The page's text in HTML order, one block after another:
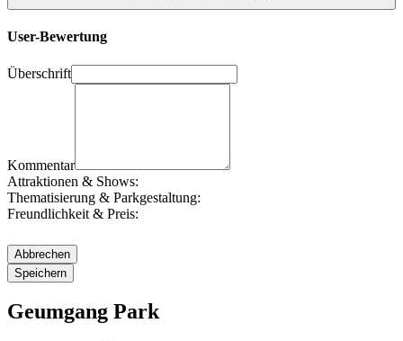
User-Bewertung
Überschrift
Kommentar
Attraktionen & Shows:
Thematisierung & Parkgestaltung:
Freundlichkeit & Preis:
Geumgang Park